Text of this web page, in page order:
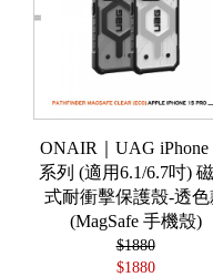
ONAIR｜UAG iPhone
系列 (適用6.1/6.7吋)
式耐衝擊保護殼-透色
(MagSafe 手機殼)
$1880
$1880